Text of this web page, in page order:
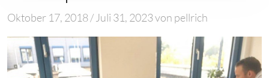
Oktober 17, 2018/ Juli 31, 2023von pellrich